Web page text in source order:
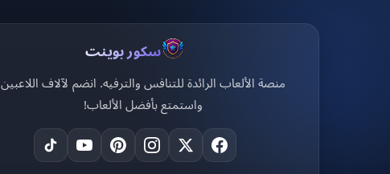
سكور بوينت
منصة الألعاب الرائدة للتنافس والترفيه. انضم لآلاف اللاعبين
واستمتع بأفضل الألعاب!